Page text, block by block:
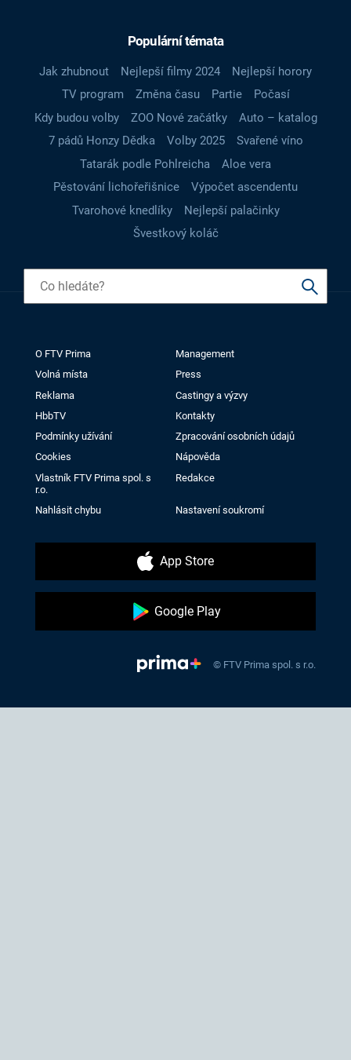
Populární témata
Jak zhubnout Nejlepší filmy 2024
Nejlepší horory
TV program
Změna času Partie
Počasí
Kdy budou volby
ZOO Nové začátky
Auto – katalog
7 pádů Honzy Dědka
Volby 2025
Svařené víno
Tatarák podle Pohlreicha
Aloe vera
Pěstování lichořeřišnice
Výpočet ascendentu
Tvarohové knedlíky
Nejlepší palačinky
Švestkový koláč
O FTV Prima
Management
Volná místa
Press
Reklama
Castingy a výzvy
HbbTV
Kontakty
Podmínky užívání
Zpracování osobních údajů
Cookies
Nápověda
Vlastník FTV Prima spol. s
r.o.
Redakce
Nahlásit chybu Nastavení soukromí
App Store
Google Play
© FTV Prima spol. s r.o.